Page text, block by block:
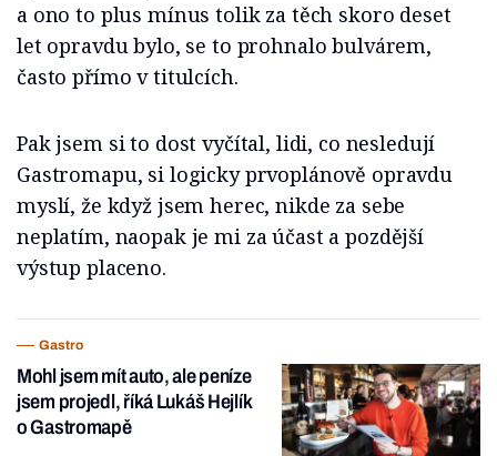
a ono to plus mínus tolik za těch skoro deset
let opravdu bylo, se to prohnalo bulvárem,
často přímo v titulcích.
Pak jsem si to dost vyčítal, lidi, co nesledují
Gastromapu, si logicky prvoplánově opravdu
myslí, že když jsem herec, nikde za sebe
neplatím, naopak je mi za účast a pozdější
výstup placeno.
Gastro
Mohl jsem mít auto, ale peníze
jsem projedl, říká Lukáš Hejlík
o Gastromapě